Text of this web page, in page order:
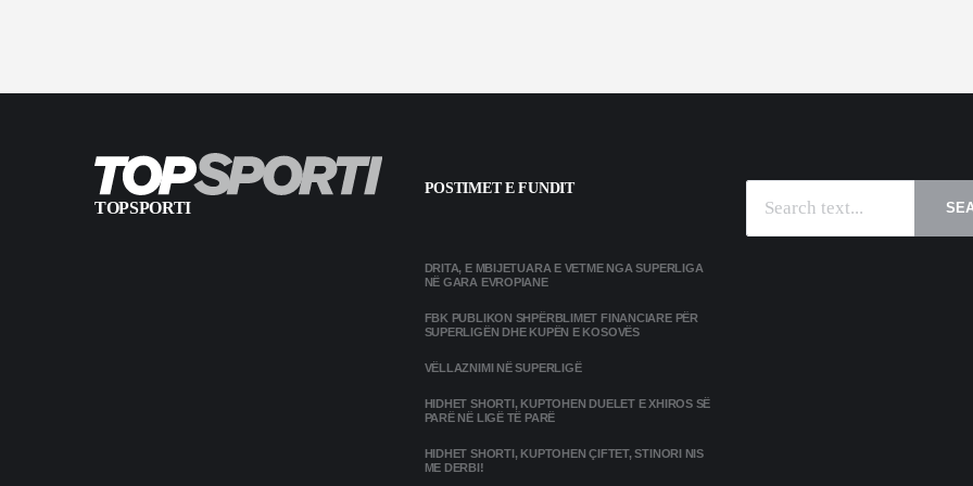
TOPSPORTI
POSTIMET E FUNDIT
DRITA, E MBIJETUARA E VETME NGA SUPERLIGA
NË GARA EVROPIANE
FBK PUBLIKON SHPËRBLIMET FINANCIARE PËR
SUPERLIGËN DHE KUPËN E KOSOVËS
VËLLAZNIMI NË SUPERLIGË
HIDHET SHORTI, KUPTOHEN DUELET E XHIROS SË
PARË NË LIGË TË PARË
HIDHET SHORTI, KUPTOHEN ÇIFTET, STINORI NIS
ME DERBI!